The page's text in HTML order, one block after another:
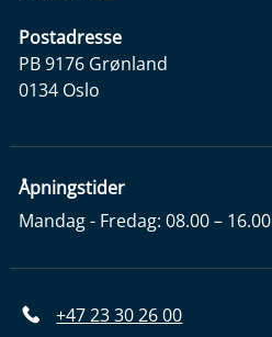
Postadresse
PB 9176 Grønland
0134 Oslo
Åpningstider
Mandag - Fredag: 08.00 – 16.00
+47 23 30 26 00